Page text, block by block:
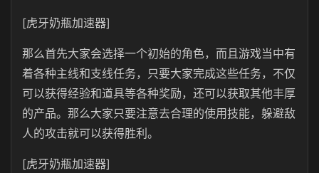
[虎牙奶瓶加速器]
那么首先大家会选择一个初始的角色，而且游戏当中有
着各种主线和支线任务，只要大家完成这些任务，不仅
可以获得经验和道具等各种奖励，还可以获取其他丰厚
的产品。那么大家只要注意去合理的使用技能，躲避敌
人的攻击就可以获得胜利。
[虎牙奶瓶加速器]